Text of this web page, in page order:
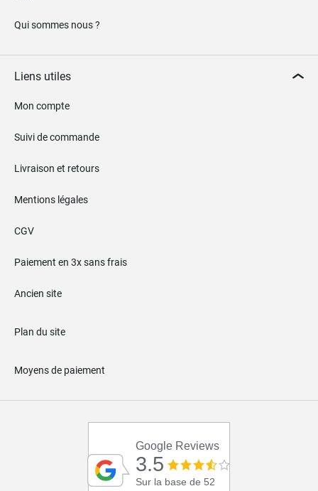
Qui sommes nous ?
Liens utiles
Mon compte
Suivi de commande
Livraison et retours
Mentions légales
CGV
Paiement en 3x sans frais
Ancien site
Plan du site
Moyens de paiement
Google Reviews
3.5
Sur la base de 52